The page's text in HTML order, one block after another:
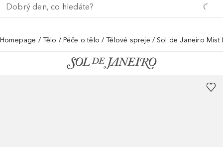
Homepage Tělo Péče o tělo Tělové spreje Sol de Janeiro Mist